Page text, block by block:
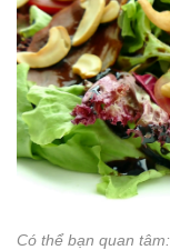
Có thể bạn quan tâm: